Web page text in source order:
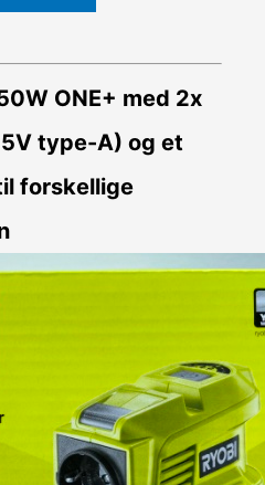
ONE+ med 2x
type-A) og et
forskellige